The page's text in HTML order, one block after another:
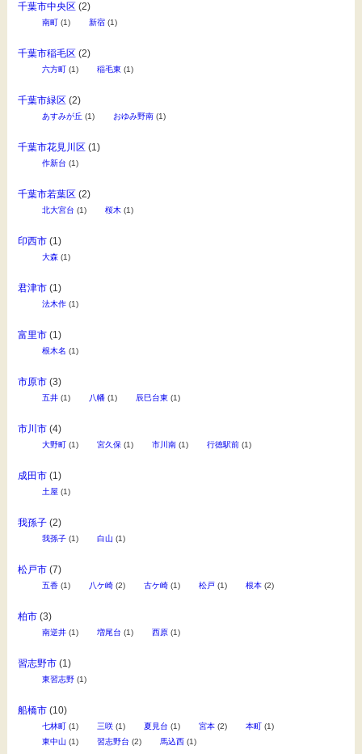
千葉市中央区 (2)
南町 (1) 新宿(1)
千葉市稲毛区 (2)
六方町 (1) 稲毛東(1)
千葉市緑区 (2)
あすみが丘 (1) おゆみ野南(1)
千葉市花見川区 (1)
作新台 (1)
千葉市若葉区 (2)
北大宮台 (1) 桜木(1)
印西市(1)
大森(1)
君津市(1)
法木作(1)
富里市(1)
根木名 (1)
市原市(3)
五井(1) 八幡(1) 辰巳台東(1)
市川市(4)
大野町 (1) 宮久保(1) 市川南(1) 行徳駅前(1)
成田市(1)
土屋 (1)
我孫子(2)
我孫子(1) 白山 (1)
松戸市(7)
五香(1) 八ケ崎(2) 古ケ崎(1) 松戸 (1) 根本(2)
柏市(3)
南逆井(1) 増尾台 (1) 西原(1)
習志野市(1)
東習志野(1)
船橋市(10)
七林町 (1) 三咲(1) 夏見台 (1) 宮本(2) 本町
(1)
東中山 (1) 習志野台 (2) 馬込西 (1)